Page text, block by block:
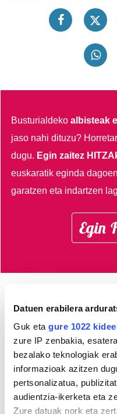
Datuen erabilera
Guk eta gure 1022
zure IP zenbakia,
bezalako teknologiak
informazioak azitzen
pertsonalizatua,
audientzia-ikerketa eta
Zure datuak nork eta
Busturialdekoalbisteak
jaso nahi dituzu?
dugu. Egin zaitez
euskaratik eginda
garatzen eta indartzen
Egin
AL. AR. AZ.
27
28 29
3 4 5